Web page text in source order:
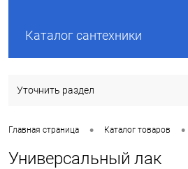
Каталог сантехники
Уточнить раздел
Главная страница • Каталог товаров •
Универсальный лак